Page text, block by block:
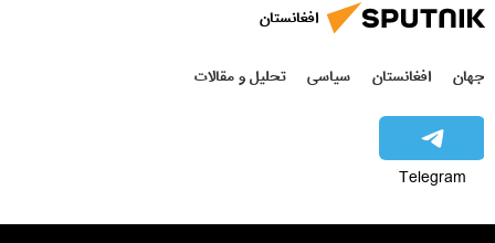
افغانستان
جهان افغانستان سیاسی تحلیل و مقالات
Telegram